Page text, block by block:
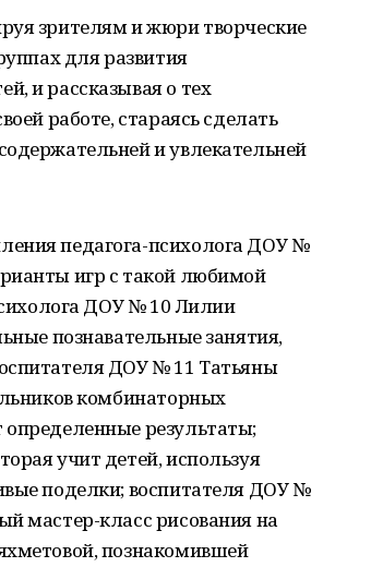
зрителям и жюри творческие
для развития
и рассказывая о тех
работе, стараясь сделать
и увлекательней
педагога-психолога ДОУ №
игр с такой любимой
ДОУ № 10 Лилии
познавательные занятия,
ДОУ № 11 Татьяны
комбинаторных
результаты;
учит детей, используя
поделки; воспитателя ДОУ №
мастер-класс рисования на
познакомившей